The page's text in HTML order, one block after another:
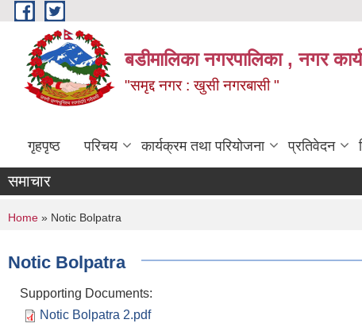
Skip to main content
बडीमालिका नगरपालिका , नगर
"समृद्द नगर : खुसी नगरबासी "
गृहपृष्ठ परिचय कार्यक्रम तथा परियोजना प्रतिवेदन
समाचार
You are here
Home » Notic Bolpatra
Notic Bolpatra
Supporting Documents:
Notic Bolpatra 2.pdf